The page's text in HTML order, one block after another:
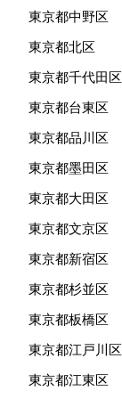
東京都中野区
東京都北区
東京都千代田区
東京都台東区
東京都品川区
東京都墨田区
東京都大田区
東京都文京区
東京都新宿区
東京都杉並区
東京都板橋区
東京都江戸川区
東京都江東区